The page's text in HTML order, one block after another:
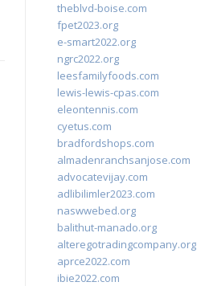
theblvd-boise.com
fpet2023.org
e-smart2022.org
ngrc2022.org
leesfamilyfoods.com
lewis-lewis-cpas.com
eleontennis.com
cyetus.com
bradfordshops.com
almadenranchsanjose.com
advocatevijay.com
adlibilimler2023.com
naswwebed.org
balithut-manado.org
alteregotradingcompany.org
aprce2022.com
ibie2022.com